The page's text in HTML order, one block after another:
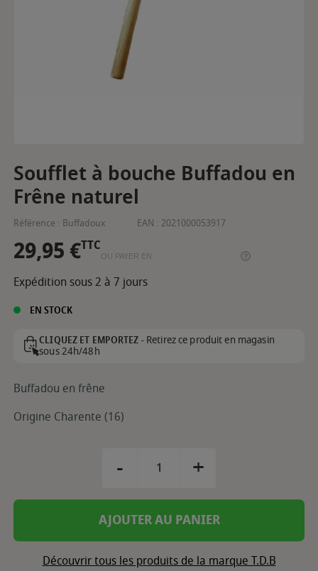
Soufflet à bouche Buffadou en
Frêne naturel
Référence : Buffadoux EAN : 2021000053917
29,95 €TTC
OU PAYER EN
Expédition sous 2 à 7 jours
EN STOCK
CLIQUEZ ET EMPORTEZ -Retirez ce produit en magasin
sous 24h/48h
Buffadou en frêne
Origine Charente (16)
- +
AJOUTER AU PANIER
Découvrir tous les produits de la marque T.D.B